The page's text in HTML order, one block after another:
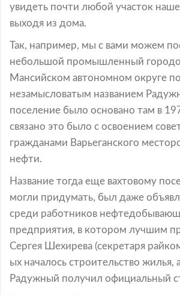
увидеть почти любой участок
выходя из дома.
Так, например, мы с вами можем
небольшой промышленный
Мансийском автономном округе
незамысловатым названием
поселение было основано там в
связано это было с освоением
гражданами Варьеганского
нефти.
Название тогда еще вахтовому
могли придумать, был даже
среди работников
предприятия, в котором лучшим
Сергея Шехирева (секретаря
ых началось строительство жилья,
Радужный получил официальный